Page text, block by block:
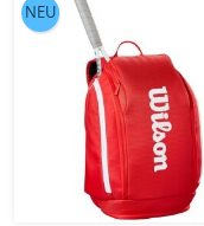
NEU